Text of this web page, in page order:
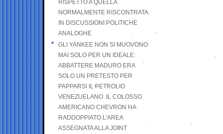
RISPETTO A QUELLA
NORMALMENTE RISCONTRATA
IN DISCUSSIONI POLITICHE
ANALOGHE
GLI YANKEE NON SI MUOVONO
MAI SOLO PER UN IDEALE:
ABBATTERE MADURO ERA
SOLO UN PRETESTO PER
PAPPARSI IL PETROLIO
VENEZUELANO .IL COLOSSO
AMERICANO CHEVRON HA
RADDOPPIATO L’AREA
ASSEGNATA ALLA JOINT